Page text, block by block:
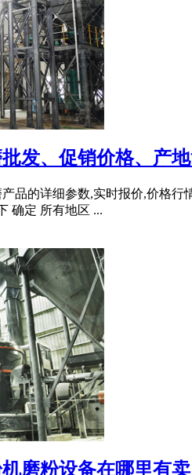
发、促销价格、产
品的详细参数,实时报价,价格
确定 所有地区 ...
磨粉设备在哪里有卖